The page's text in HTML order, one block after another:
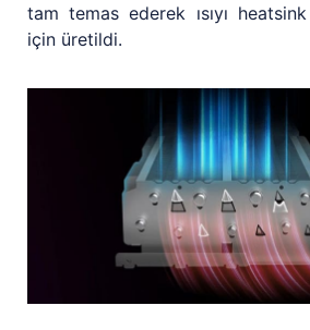
tam temas ederek ısıyı
için üretildi.